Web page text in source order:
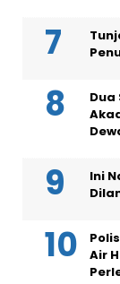
Dua
Ini
Air